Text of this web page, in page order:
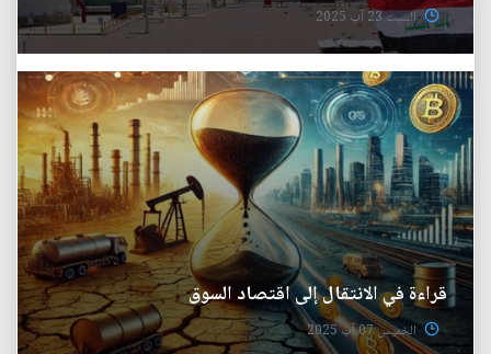
السبت 23 آب 2025
قراءة في الانتقال إلى اقتصاد السوق
الخميس 07 آب 2025